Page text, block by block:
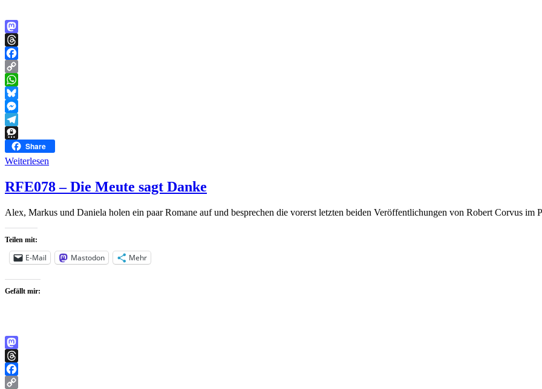
Mastodon
Threads
Facebook
Copy
Link
WhatsApp
Bluesky
Messenger
Telegram
Threema
Share
Weiterlesen
RFE078 – Die Meute sagt Danke
Alex, Markus und Daniela holen ein paar Romane auf und besprechen die vorerst letzten beiden Veröffentlichungen von Robert Corvus im
Teilen mit:
E-Mail Mastodon Mehr
Gefällt mir:
Mastodon
Threads
Facebook